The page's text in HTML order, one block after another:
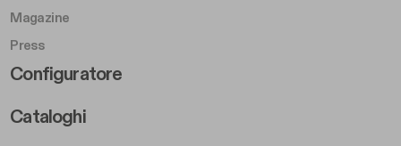
Magazine
Press
Footer Right Middle B
Configuratore
Cataloghi